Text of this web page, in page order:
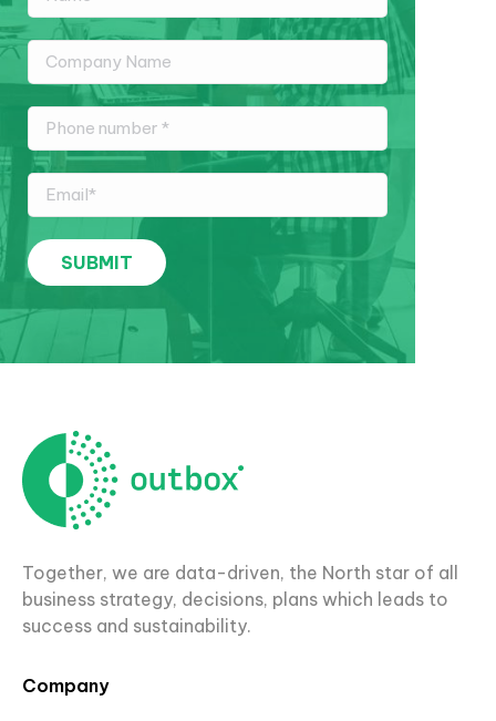
Together, we are data-driven, the North star of all
business strategy, decisions, plans which leads to
success and sustainability.
Company